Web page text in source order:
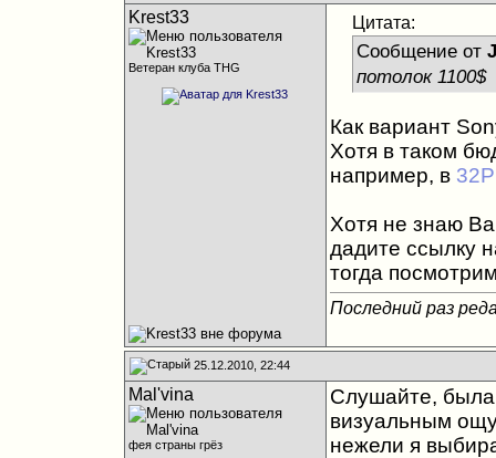
Krest33
Ветеран клуба THG
Цитата:
Сообщение от
потолок 1100$
Как вариант
Хотя в таком
например, в
Хотя не знаю
дадите ссылку
тогда
Последний раз
25.12.2010, 22:44
Mal'vina
фея страны грёз
Слушайте, была
визуальным
нежели я